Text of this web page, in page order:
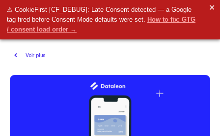
⚠ CookieFirst [CF_DEBUG]: Late Consent detected — a Google
tag fired before Consent Mode defaults were set. How to fix: GTG
/ consent load order →
✕
Voir plus